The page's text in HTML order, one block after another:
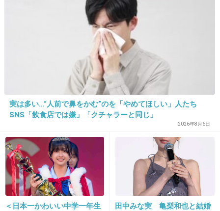
宇多田ヒカルの発言はまずかったけど、そんな
に騒ぐほどのことかね…。
+167
ババアにすぐ反応する人なんなん？
スルースキル無いわけ？
-47
実は多い…“人前で鼻をかむ”のを「やめてほしい」人たち
SNS「飲食店では嫌」「クチャラーと同じ」
2026年8月6日
＜日本一かわいい中学一年生
田中みな実 亀梨和也と結婚